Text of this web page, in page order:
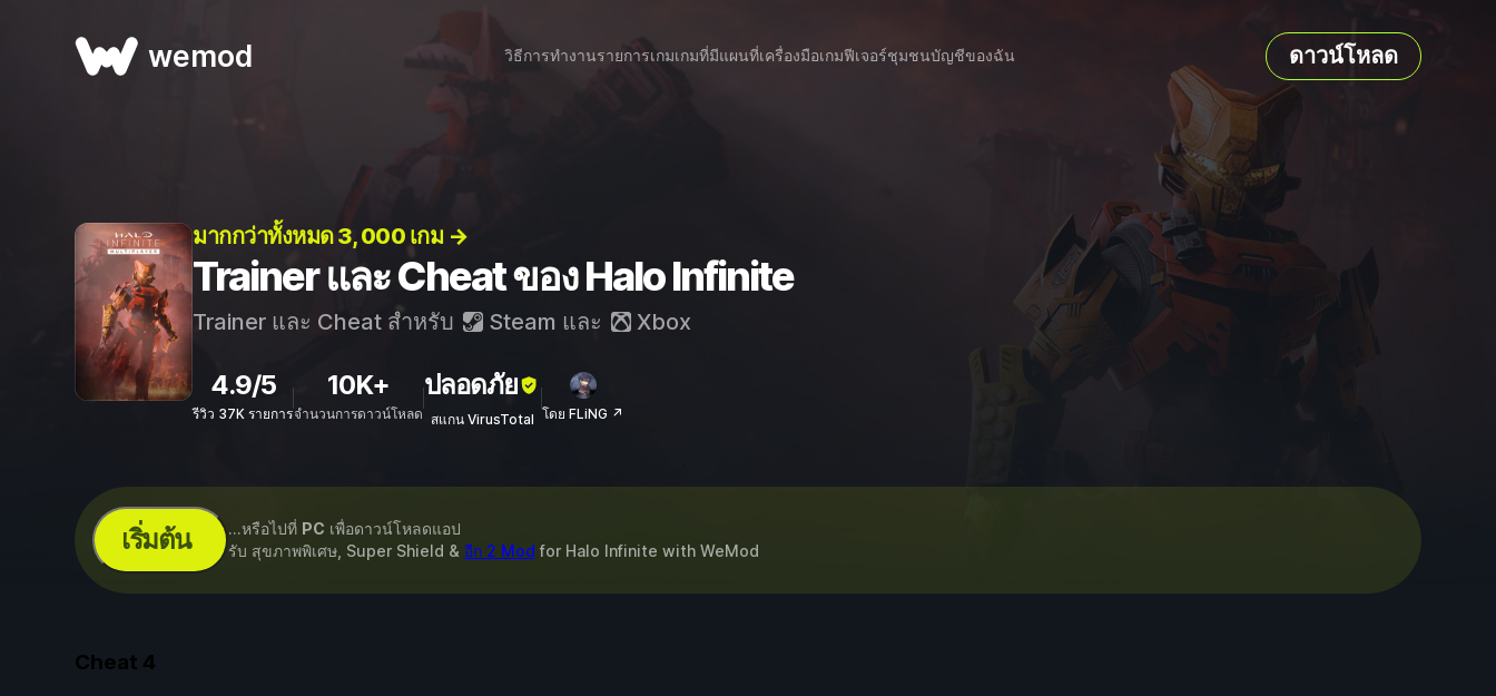
wemod วิธีการทำงานรายการเกมเกมที่มีแผนที่เครื่องมือเกมฟีเจอร์ชุมชนบัญชีของฉัน ดาวน์โหลด
มากกว่าทั้งหมด 3, 000 เกม →
Trainer และ Cheat ของ Halo Infinite
Trainer และ Cheat สำหรับ Steam และ Xbox
4.9/5
รีวิว 37K รายการ
10K+
จำนวนการดาวน์โหลด
ปลอดภัย
สแกน VirusTotal โดย FLiNG ↗
เริ่มต้น ...หรือไปที่ PC เพื่อดาวน์โหลดแอป
รับ สุขภาพพิเศษ, Super Shield & อีก 2 Mod for Halo Infinite with WeMod
Cheat 4